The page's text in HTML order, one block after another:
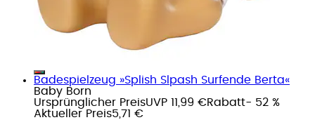
Badespielzeug »Splish Slpash Surfende Berta«
Baby Born
Ursprünglicher PreisUVP 11,99 €Rabatt- 52 %
Aktueller Preis5,71 €